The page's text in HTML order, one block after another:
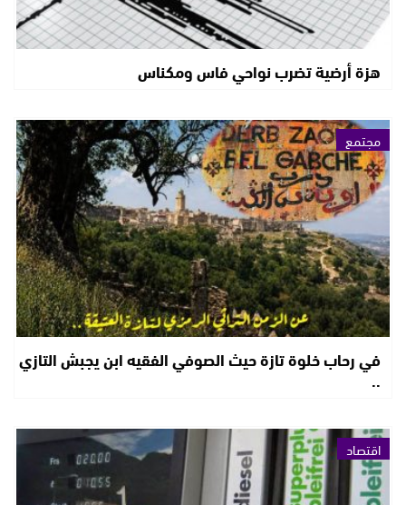
هزة أرضية تضرب نواحي فاس ومكناس
مجتمع
في رحاب خلوة تازة حيث الصوفي الفقيه ابن يجبش التازي
..
اقتصاد